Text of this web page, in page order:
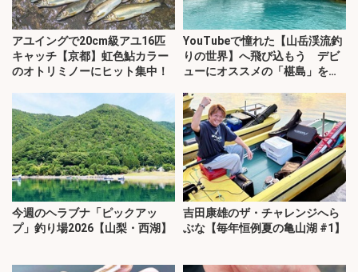
アユイングで20cm級アユ16匹
キャッチ【京都】虹色鮎カラー
のオトリミノーにヒット集中！
YouTubeで憧れた【山岳渓流釣
りの世界】へ飛び込もう デビ
ューにオススメの「椹島」を紹
今週のヘラブナ「ピックアッ
プ」釣り場2026【山梨・西湖】
吉田康雄のザ・チャレンジへら
ぶな【毎年恒例夏の亀山湖 #1】